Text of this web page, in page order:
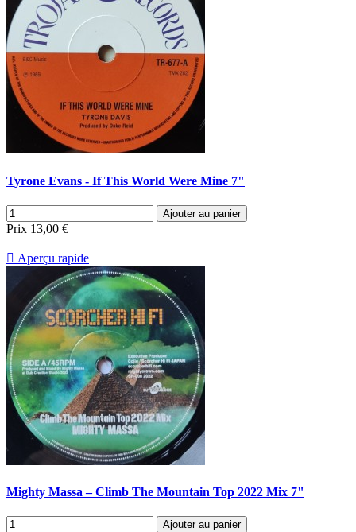
Tyrone Evans - If This World Were Mine 7"
Ajouter au panier
Prix 13,00 €
 Aperçu rapide
Mighty Massa – Climb The Mountain Top 2022 Mix 7"
Ajouter au panier